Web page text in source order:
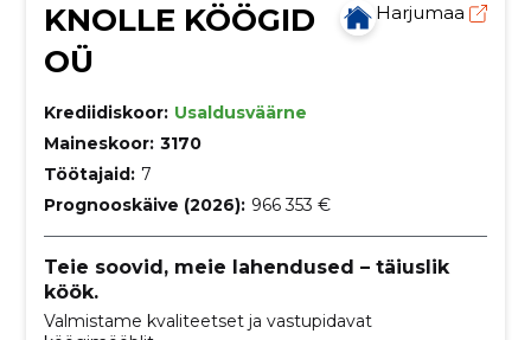
KNOLLE KÖÖGID
OÜ
Harjumaa
Krediidiskoor: Usaldusväärne
Maineskoor: 3170
Töötajaid: 7
Prognooskäive (2026): 966 353 €
Teie soovid, meie lahendused – täiuslik
köök.
Valmistame kvaliteetset ja vastupidavat